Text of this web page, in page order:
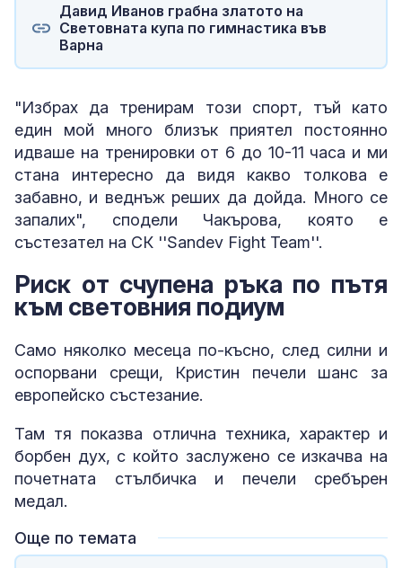
Давид Иванов грабна златото на
Световната купа по гимнастика във
Варна
"Избрах да тренирам този спорт, тъй като
един мой много близък приятел постоянно
идваше на тренировки от 6 до 10-11 часа и ми
стана интересно да видя какво толкова е
забавно, и веднъж реших да дойда. Много се
запалих", сподели Чакърова, която е
състезател на СК ''Sandev Fight Team''.
Риск от счупена ръка по пътя
към световния подиум
Само няколко месеца по-късно, след силни и
оспорвани срещи, Кристин печели шанс за
европейско състезание.
Там тя показва отлична техника, характер и
борбен дух, с който заслужено се изкачва на
почетната стълбичка и печели сребърен
медал.
Още по темата